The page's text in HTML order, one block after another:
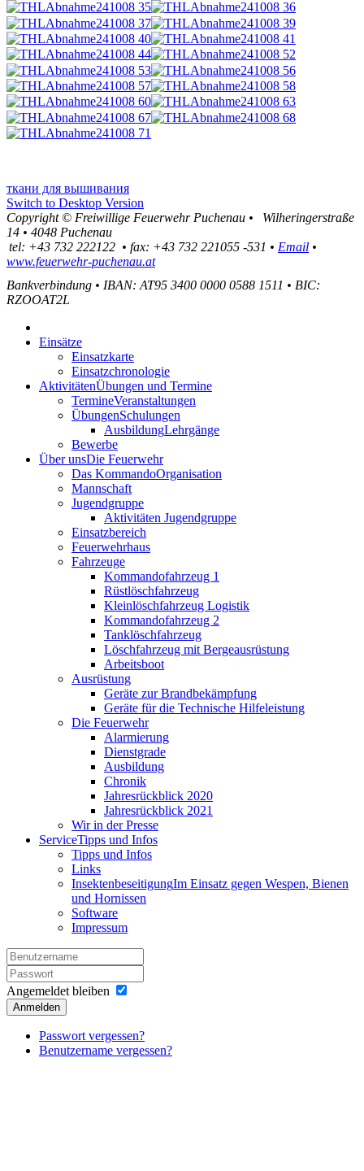
ткани для вышивания
Switch to Desktop Version
Copyright © Freiwillige Feuerwehr Puchenau •
Wilheringerstraße
14 • 4048 Puchenau
tel: +43 732 222122 • fax: +43 732 221055 -531 • Email •
www.feuerwehr-puchenau.at
Bankverbindung • IBAN: AT95 3400 0000 0588 1511 • BIC:
RZOOAT2L
Einsätze
Einsatzkarte
Einsatzchronologie
AktivitätenÜbungen und Termine
TermineVeranstaltungen
ÜbungenSchulungen
AusbildungLehrgänge
Bewerbe
Über unsDie Feuerwehr
Das KommandoOrganisation
Mannschaft
Jugendgruppe
Aktivitäten Jugendgruppe
Einsatzbereich
Feuerwehrhaus
Fahrzeuge
Kommandofahrzeug 1
Rüstlöschfahrzeug
Kleinlöschfahrzeug Logistik
Kommandofahrzeug 2
Tanklöschfahrzeug
Löschfahrzeug mit Bergeausrüstung
Arbeitsboot
Ausrüstung
Geräte zur Brandbekämpfung
Geräte für die Technische Hilfeleistung
Die Feuerwehr
Alarmierung
Dienstgrade
Ausbildung
Chronik
Jahresrückblick 2020
Jahresrückblick 2021
Wir in der Presse
ServiceTipps und Infos
Tipps und Infos
Links
InsektenbeseitigungIm Einsatz gegen Wespen, Bienen
und Hornissen
Software
Impressum
Angemeldet bleiben
Anmelden
Passwort vergessen?
Benutzername vergessen?